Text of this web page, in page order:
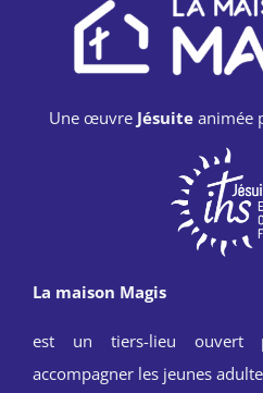
Une œuvre Jésuite animée
La maison Magis
est un tiers-lieu ouvert
accompagner les jeunes